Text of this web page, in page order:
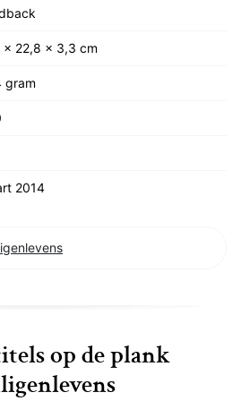
x 22,8 x 3,3 cm
gram
2014
op de plank